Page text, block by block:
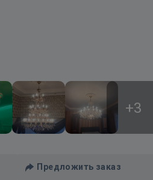
+3
Предложить заказ